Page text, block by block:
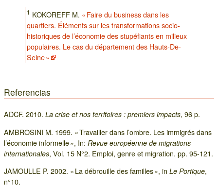
1 KOKOREFF M. « Faire du business dans les
quartiers. Éléments sur les transformations socio-
historiques de l’économie des stupéfiants en milieux
populaires. Le cas du département des Hauts-De-
Seine »
Referencias
ADCF. 2010. La crise et nos territoires : premiers impacts, 96 p.
AMBROSINI M. 1999. « Travailler dans l’ombre. Les immigrés dans
l’économie informelle », In: Revue européenne de migrations
internationales, Vol. 15 N°2. Emploi, genre et migration. pp. 95-121.
JAMOULLE P. 2002. « La débrouille des familles », in Le Portique,
n°10.